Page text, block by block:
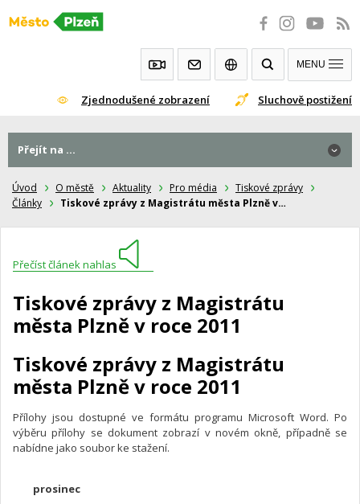
Přeskočit
Zjednodušené zobrazení Sluchově postižení
MENU
Úvod O městě Aktuality Pro média
Tiskové zprávy
Články
Tiskové zprávy z Magistrátu města Plzně v…
Přečíst článek nahlas
Tiskové zprávy z Magistrátu
města Plzně v roce 2011
Tiskové zprávy z Magistrátu
města Plzně v roce 2011
Přílohy jsou dostupné ve formátu programu Microsoft Word. Po
výběru přílohy se dokument zobrazí v novém okně, případně se
nabídne jako soubor ke stažení.
prosinec
Přejít na ...